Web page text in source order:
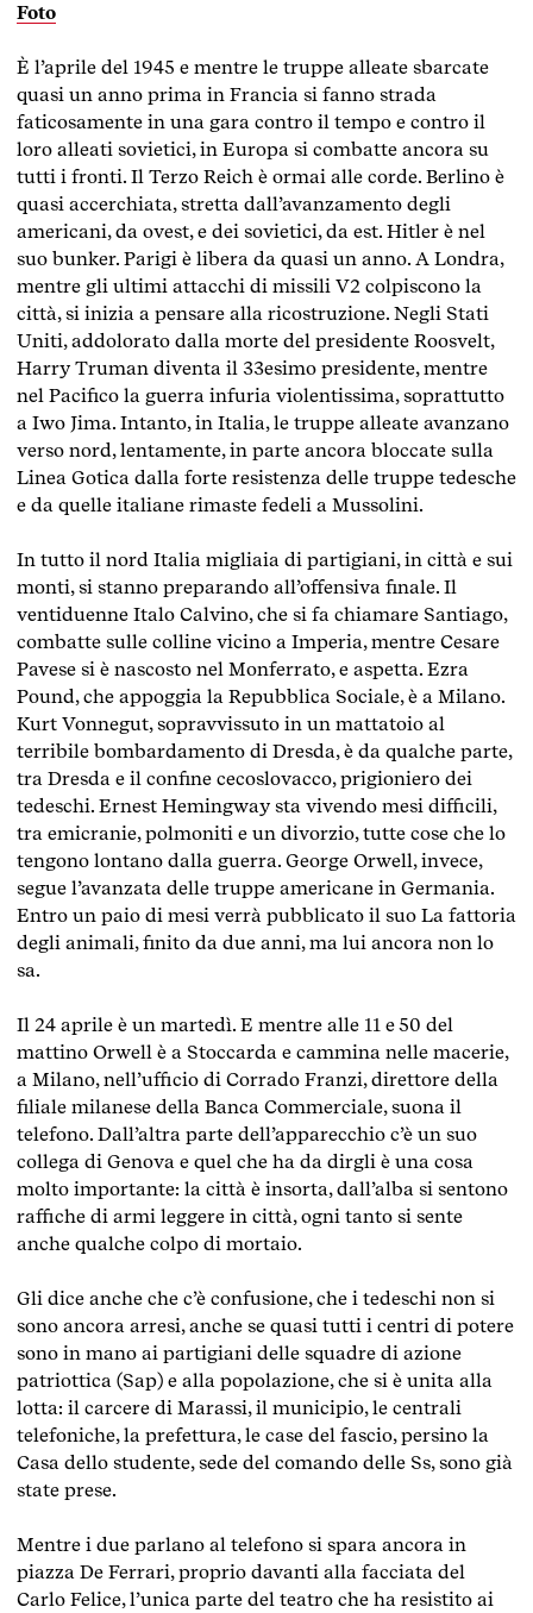
Foto
È l’aprile del 1945 e mentre le truppe alleate sbarcate
quasi un anno prima in Francia si fanno strada
faticosamente in una gara contro il tempo e contro il
loro alleati sovietici, in Europa si combatte ancora su
tutti i fronti. Il Terzo Reich è ormai alle corde. Berlino è
quasi accerchiata, stretta dall’avanzamento degli
americani, da ovest, e dei sovietici, da est. Hitler è nel
suo bunker. Parigi è libera da quasi un anno. A Londra,
mentre gli ultimi attacchi di missili V2 colpiscono la
città, si inizia a pensare alla ricostruzione. Negli Stati
Uniti, addolorato dalla morte del presidente Roosvelt,
Harry Truman diventa il 33esimo presidente, mentre
nel Pacifico la guerra infuria violentissima, soprattutto
a Iwo Jima. Intanto, in Italia, le truppe alleate avanzano
verso nord, lentamente, in parte ancora bloccate sulla
Linea Gotica dalla forte resistenza delle truppe tedesche
e da quelle italiane rimaste fedeli a Mussolini.
In tutto il nord Italia migliaia di partigiani, in città e sui
monti, si stanno preparando all’offensiva finale. Il
ventiduenne Italo Calvino, che si fa chiamare Santiago,
combatte sulle colline vicino a Imperia, mentre Cesare
Pavese si è nascosto nel Monferrato, e aspetta. Ezra
Pound, che appoggia la Repubblica Sociale, è a Milano.
Kurt Vonnegut, sopravvissuto in un mattatoio al
terribile bombardamento di Dresda, è da qualche parte,
tra Dresda e il confine cecoslovacco, prigioniero dei
tedeschi. Ernest Hemingway sta vivendo mesi difficili,
tra emicranie, polmoniti e un divorzio, tutte cose che lo
tengono lontano dalla guerra. George Orwell, invece,
segue l’avanzata delle truppe americane in Germania.
Entro un paio di mesi verrà pubblicato il suo La fattoria
degli animali, finito da due anni, ma lui ancora non lo
sa.
Il 24 aprile è un martedì. E mentre alle 11 e 50 del
mattino Orwell è a Stoccarda e cammina nelle macerie,
a Milano, nell’ufficio di Corrado Franzi, direttore della
filiale milanese della Banca Commerciale, suona il
telefono. Dall’altra parte dell’apparecchio c’è un suo
collega di Genova e quel che ha da dirgli è una cosa
molto importante: la città è insorta, dall’alba si sentono
raffiche di armi leggere in città, ogni tanto si sente
anche qualche colpo di mortaio.
Gli dice anche che c’è confusione, che i tedeschi non si
sono ancora arresi, anche se quasi tutti i centri di potere
sono in mano ai partigiani delle squadre di azione
patriottica (Sap) e alla popolazione, che si è unita alla
lotta: il carcere di Marassi, il municipio, le centrali
telefoniche, la prefettura, le case del fascio, persino la
Casa dello studente, sede del comando delle Ss, sono già
state prese.
Mentre i due parlano al telefono si spara ancora in
piazza De Ferrari, proprio davanti alla facciata del
Carlo Felice, l’unica parte del teatro che ha resistito ai